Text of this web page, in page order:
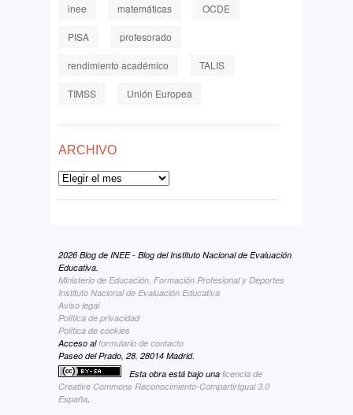
inee matemáticas OCDE
PISA profesorado
rendimiento académico TALIS
TIMSS Unión Europea
ARCHIVO
Archivo
2026 Blog de INEE - Blog del Instituto Nacional de Evaluación
Educativa.
Ministerio de Educación, Formación Profesional y Deportes
Instituto Nacional de Evaluación Educativa
Aviso legal
Política de privacidad
Política de cookies
Acceso alformulario de contacto
Paseo del Prado, 28. 28014 Madrid.
Esta obra está bajo una licencia de
Creative Commons Reconocimiento-CompartirIgual 3.0
España.